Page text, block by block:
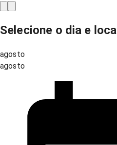
Selecione o dia e local
agosto
agosto